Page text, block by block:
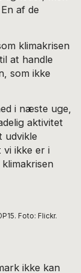
af de
klimakrisen
at handle
som ikke
i næste uge,
aktivitet
udvikle
vi ikke er i
Foto: Flickr.
ikke kan